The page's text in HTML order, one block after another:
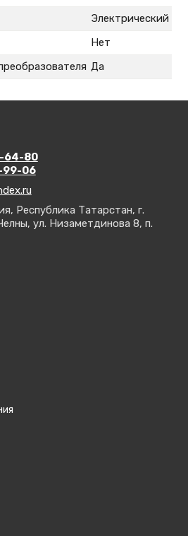
Электрический
Нет
Да
64-80
99-06
Республика Татарстан, г.
ул. Низаметдинова 8, п.